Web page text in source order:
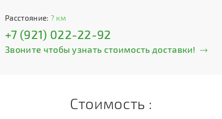
Расстояние: ? км
+7 (921) 022-22-92
Звоните чтобы узнать стоимость доставки!
Стоимость :